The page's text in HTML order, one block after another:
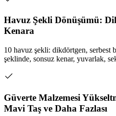
Havuz Şekli Dönüşümü:
Kenara
10 havuz şekli: dikdörtgen, serbest
şeklinde, sonsuz kenar, yuvarlak,
Güverte Malzemesi
Mavi Taş ve Daha Fazlası